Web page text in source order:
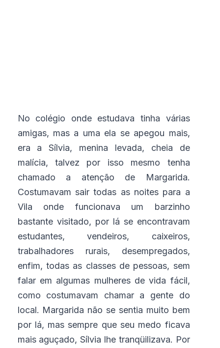
No colégio onde estudava tinha várias
amigas, mas a uma ela se apegou mais,
era a Sílvia, menina levada, cheia de
malícia, talvez por isso mesmo tenha
chamado a atenção de Margarida.
Costumavam sair todas as noites para a
Vila onde funcionava um barzinho
bastante visitado, por lá se encontravam
estudantes, vendeiros, caixeiros,
trabalhadores rurais, desempregados,
enfim, todas as classes de pessoas, sem
falar em algumas mulheres de vida fácil,
como costumavam chamar a gente do
local. Margarida não se sentia muito bem
por lá, mas sempre que seu medo ficava
mais aguçado, Sílvia lhe tranqüilizava. Por